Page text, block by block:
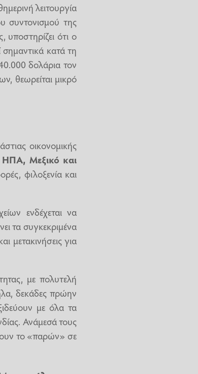
λειτουργία
συντονισμού της
ότι ο
σημαντικά κατά τη
δολάρια τον
θεωρείται μικρό
οικονομικής
ΗΠΑ, Μεξικό και
φιλοξενία και
ενδέχεται να
τα συγκεκριμένα
μετακινήσεις για
με πολυτελή
δεκάδες πρώην
με όλα τα
Ανάμεσά τους
το «παρών» σε